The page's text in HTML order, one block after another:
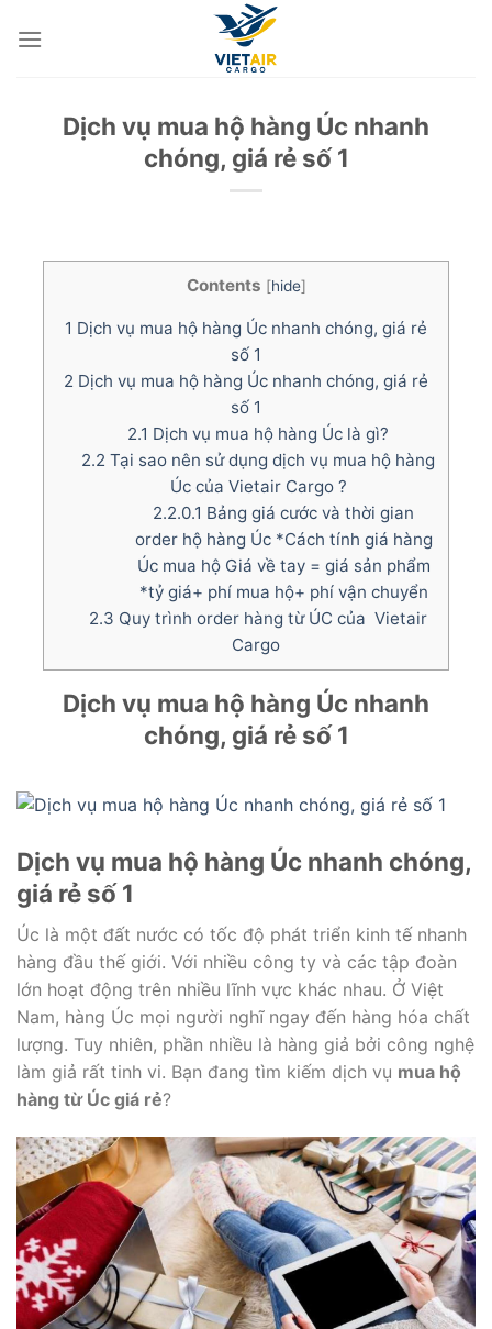
Dịch vụ mua hộ hàng Úc nhanh
chóng, giá rẻ số 1
Contents [hide]
1 Dịch vụ mua hộ hàng Úc nhanh chóng, giá rẻ
số 1
2 Dịch vụ mua hộ hàng Úc nhanh chóng, giá rẻ
số 1
2.1 Dịch vụ mua hộ hàng Úc là gì?
2.2 Tại sao nên sử dụng dịch vụ mua hộ hàng
Úc của Vietair Cargo ?
2.2.0.1 Bảng giá cước và thời gian
order hộ hàng Úc *Cách tính giá hàng
Úc mua hộ Giá về tay = giá sản phẩm
*tỷ giá+ phí mua hộ+ phí vận chuyển
2.3 Quy trình order hàng từ ÚC của Vietair
Cargo
Dịch vụ mua hộ hàng Úc nhanh
chóng, giá rẻ số 1
Dịch vụ mua hộ hàng Úc nhanh chóng,
giá rẻ số 1
Úc là một đất nước có tốc độ phát triển kinh tế nhanh
hàng đầu thế giới. Với nhiều công ty và các tập đoàn
lớn hoạt động trên nhiều lĩnh vực khác nhau. Ở Việt
Nam, hàng Úc mọi người nghĩ ngay đến hàng hóa chất
lượng. Tuy nhiên, phần nhiều là hàng giả bởi công nghệ
làm giả rất tinh vi. Bạn đang tìm kiếm dịch vụ mua hộ
hàng từ Úc giá rẻ?